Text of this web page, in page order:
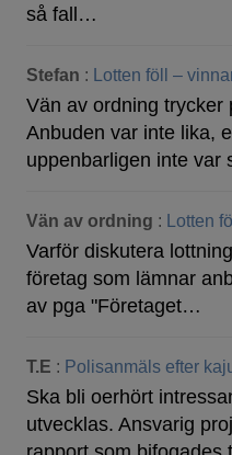
så fall…
Stefan : Lotten föll –
Vän av ordning trycker
Anbuden var inte lika,
uppenbarligen inte
Vän av ordning : Lotten
Varför diskutera
företag som lämnar
av pga "Företaget…
T.E : Polisanmäls efter
Ska bli oerhört
utvecklas. Ansvarig